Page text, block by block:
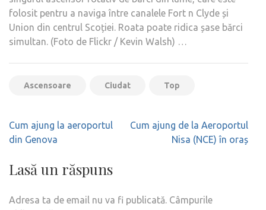
folosit pentru a naviga între canalele Fort n Clyde și
Union din centrul Scoției. Roata poate ridica șase bărci
simultan. (Foto de Flickr / Kevin Walsh) …
Ascensoare Ciudat Top
Navigare
în
Cum ajung la aeroportul
din Genova
Cum ajung de la Aeroportul
Nisa (NCE) în oraș
Lasă un răspuns
Adresa ta de email nu va fi publicată. Câmpurile